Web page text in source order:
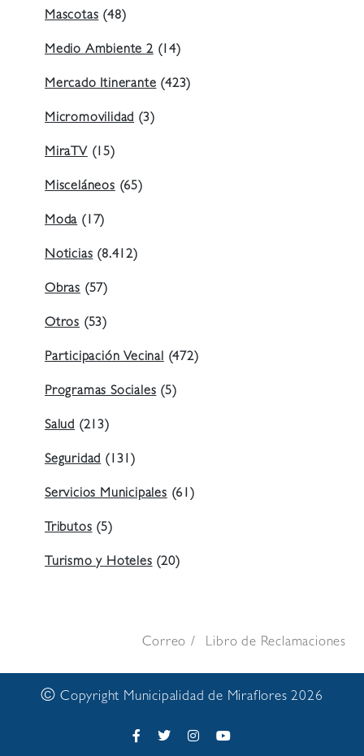
Mascotas(48)
Medio Ambiente 2(14)
Mercado Itinerante(423)
Micromovilidad(3)
MiraTV(15)
Misceláneos(65)
Moda(17)
Noticias(8.412)
Obras (57)
Otros (53)
Participación Vecinal(472)
Programas Sociales(5)
Salud (213)
Seguridad(131)
Servicios Municipales(61)
Tributos(5)
Turismo y Hoteles(20)
Correo Libro de Reclamaciones
© Copyright Municipalidad de Miraflores 2026